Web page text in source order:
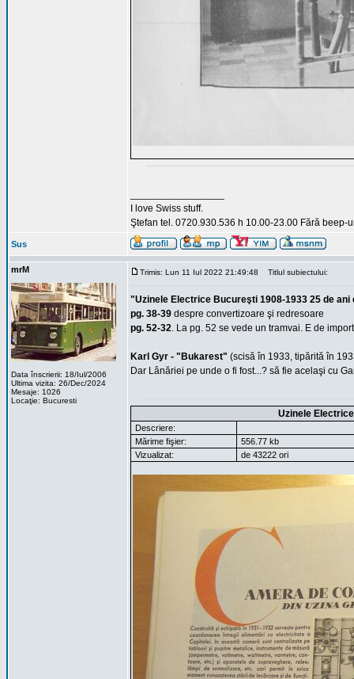
I love Swiss stuff.
Ştefan tel. 0720.930.536 h 10.00-23.00 Fără beep-
Sus
mrM
Data înscrierii: 18/Iul/2006
Ultima vizita: 26/Dec/2024
Mesaje: 1026
Locaţie: Bucuresti
Trimis: Lun 11 Iul 2022 21:49:48 Titlul subiectului:
"Uzinele Electrice Bucureşti 1908-1933 25 de
pg. 38-39 despre convertizoare şi redresoare
pg. 52-32. La pg. 52 se vede un tramvai. E de
Karl Gyr - "Bukarest" (scisă în 1933, tipărită în
Dar Lânăriei pe unde o fi fost...? să fie acelaşi cu
Uzinele
Descriere:
Mărime fişier:
556.77 kb
Vizualizat:
de 43222 ori